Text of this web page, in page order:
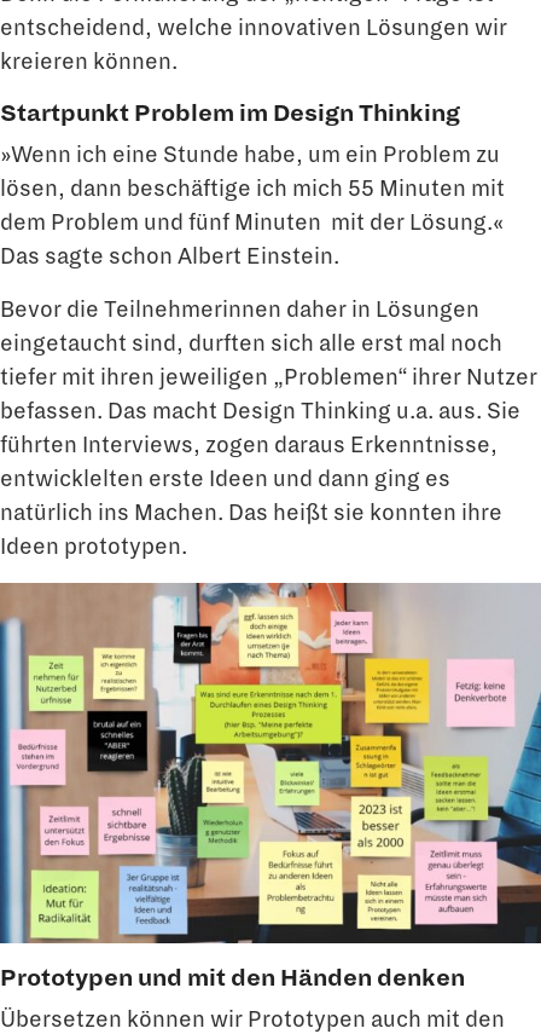
entscheidend, welche innovativen Lösungen wir
kreieren können.
Startpunkt Problem im Design Thinking
»Wenn ich eine Stunde habe, um ein Problem zu
lösen, dann beschäftige ich mich 55 Minuten mit
dem Problem und fünf Minuten mit der Lösung.«
Das sagte schon Albert Einstein.
Bevor die Teilnehmerinnen daher in Lösungen
eingetaucht sind, durften sich alle erst mal noch
tiefer mit ihren jeweiligen „Problemen“ ihrer Nutzer
befassen. Das macht Design Thinking u.a. aus. Sie
führten Interviews, zogen daraus Erkenntnisse,
entwicklelten erste Ideen und dann ging es
natürlich ins Machen. Das heißt sie konnten ihre
Ideen prototypen.
Prototypen und mit den Händen denken
Übersetzen können wir Prototypen auch mit den